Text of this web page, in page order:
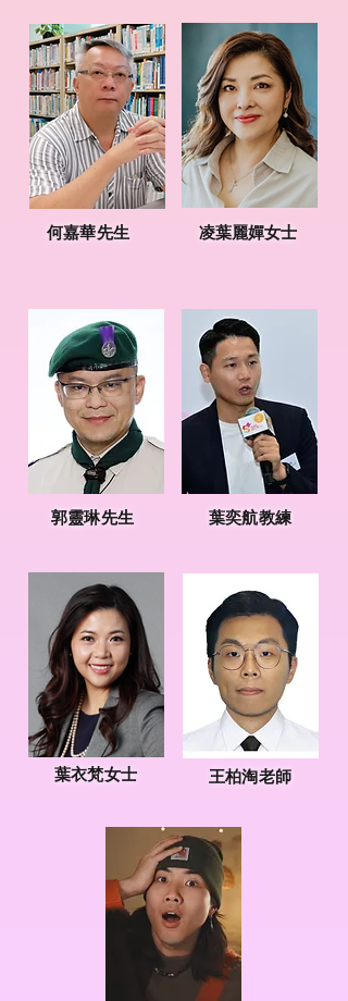
何嘉華先生 凌葉麗嬋女士
郭靈琳先生 葉奕航教練
葉衣梵女士 王柏淘老師